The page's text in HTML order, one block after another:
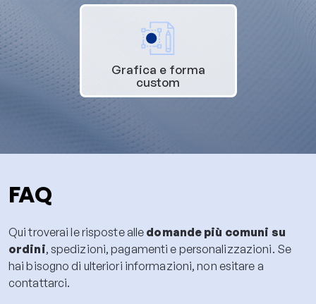
Grafica e forma
custom
FAQ
Qui troverai le risposte alle domande più comuni su
ordini, spedizioni, pagamenti e personalizzazioni. Se
hai bisogno di ulteriori informazioni, non esitare a
contattarci.